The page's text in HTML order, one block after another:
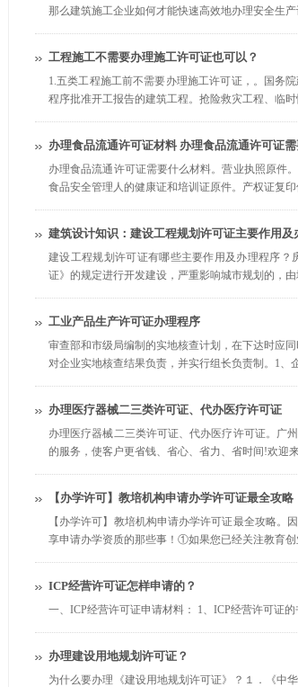
那么建筑施工企业如何才能快速高效地办理安全生
工程施工不需要办理施工许可证也可以？
1.五类工程施工前不需要办理施工许可证，。国务
程序批准开工报告的建筑工程。抢险救灾工程、临
办理食品流通许可证材料 办理食品流通许可证
办理食品流通许可证需要什么材料。营业执照原件
食品安全管理人的健康证和培训证原件。产权证复
建筑设计知识：建设工程规划许可证主要作用及
建设工程规划许可证有哪些主要作用及办理程序
证》的规定进行开发建设，严重影响城市规划的，
工业产品生产许可证办理程序
审查部和市级局编制的实地核查计划，在下达时应
对企业实地核查结果负责，并实行组长负责制。1
办理医疗器械二三类许可证、代办医疗许可证
办理医疗器械二三类许可证、代办医疗许可证。广
的服务，使客户更省钱、省心、省力、省时间!欢迎
【办学许可】教培机构申请办学许可证最全攻略
【办学许可】教培机构申请办学许可证最全攻略
享申请办学资质的那些事！①如果您已经关注教育
ICP经营许可证怎样申请的？
一、ICP经营许可证申请材料： 1、ICP经营许可证
办理建设用地规划许可证？
为什么要办理《建设用地规划许可证》？１．《中